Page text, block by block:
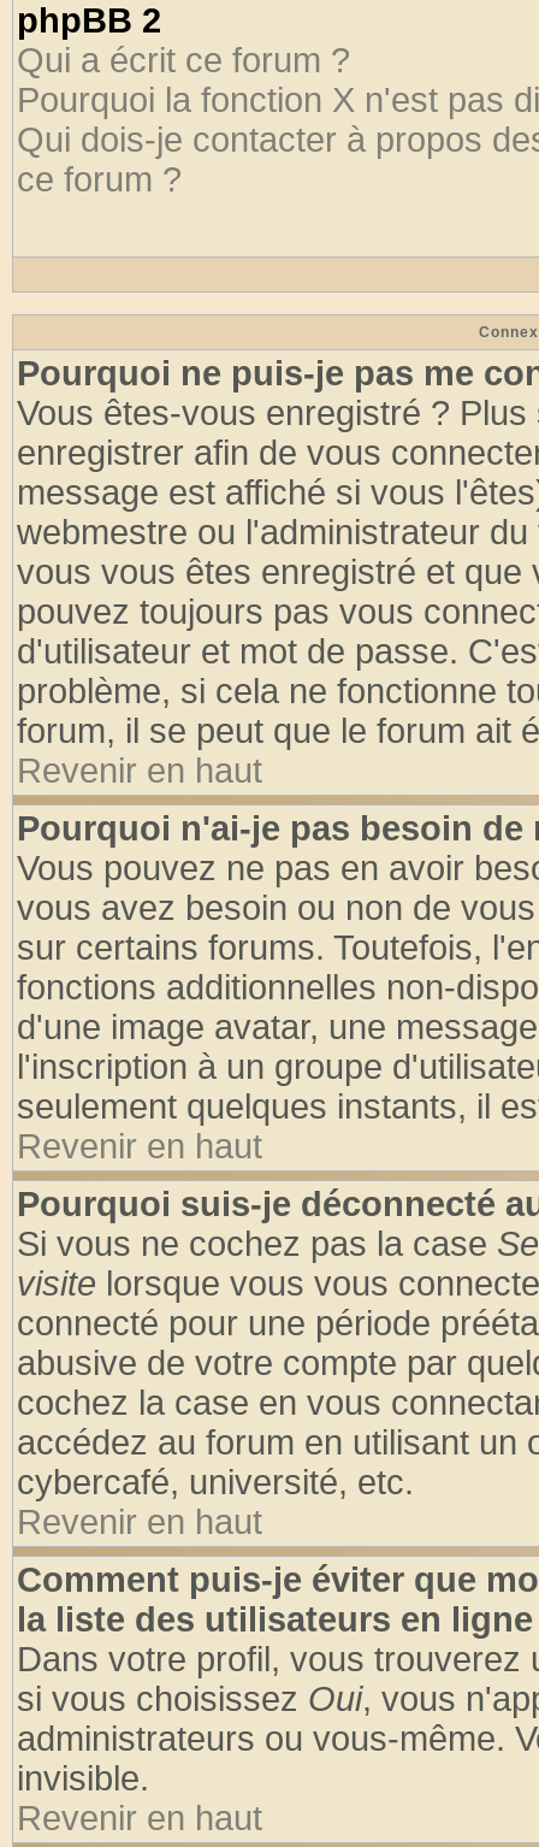
phpBB 2
Qui a écrit ce forum ?
Pourquoi la fonction X n'est pas
Qui dois-je contacter à propos
ce forum ?
Pourquoi ne puis-je pas me
Vous êtes-vous enregistré ?
enregistrer afin de vous
message est affiché si vous
webmestre ou l'administrateur
vous vous êtes enregistré et
pouvez toujours pas vous
d'utilisateur et mot de passe.
problème, si cela ne fonctionne
forum, il se peut que le forum ait
Revenir en haut
Pourquoi n'ai-je pas besoin de
Vous pouvez ne pas en avoir
vous avez besoin ou non de
sur certains forums. Toutefois,
fonctions additionnelles non-
d'une image avatar, une
l'inscription à un groupe
seulement quelques instants, il
Revenir en haut
Pourquoi suis-je déconnecté
Si vous ne cochez pas la case
visite lorsque vous vous
connecté pour une période
abusive de votre compte par
cochez la case en vous
accédez au forum en utilisant un
cybercafé, université, etc.
Revenir en haut
Comment puis-je éviter que
la liste des utilisateurs en
Dans votre profil, vous trouverez
si vous choisissez Oui, vous
administrateurs ou vous-même.
invisible.
Revenir en haut